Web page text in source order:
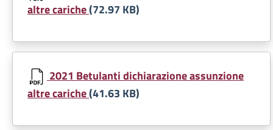
altre cariche(72.97 KB)
Document
2021 Betulanti dichiarazione assunzione
altre cariche(41.63 KB)